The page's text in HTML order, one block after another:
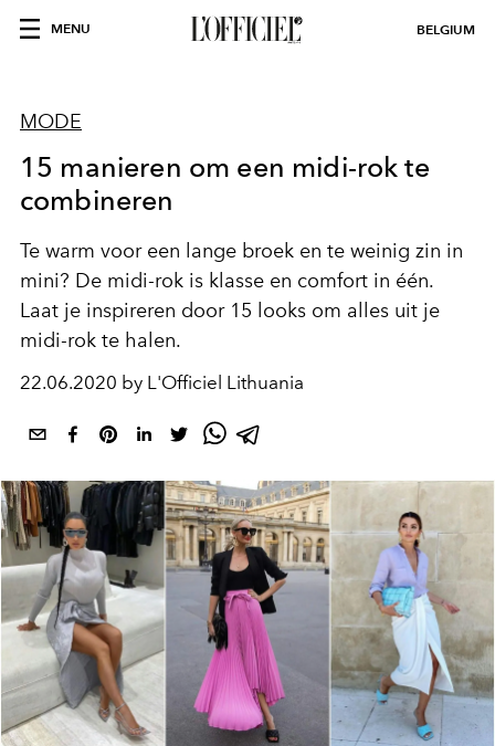
MENU BELGIUM
MODE
15 manieren om een midi-rok te
combineren
Te warm voor een lange broek en te weinig zin in
mini? De midi-rok is klasse en comfort in één.
Laat je inspireren door 15 looks om alles uit je
midi-rok te halen.
22.06.2020 by L'Officiel Lithuania